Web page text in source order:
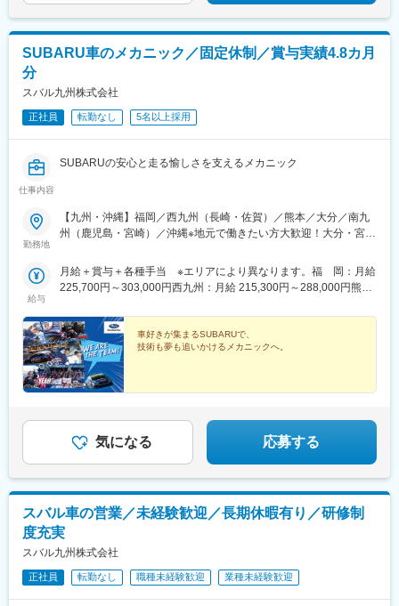
駅、天王寺駅前駅、西宮駅、六甲駅、山陽明石駅、片野駅、水道
町駅、水族館口駅、本所吾妻橋駅、小伝馬町駅、芝公園駅、巣鴨
多摩センター駅、立川南駅、反町駅、大阪阿部野橋駅、阪神国道
SUBARU車のメカニック／固定休制／賞与実績4.8カ月
分
スバル九州株式会社
正社員 転勤なし 5名以上採用
仕事内容
SUBARUの安心と走る愉しさを支えるメカニック
勤務地
【九州・沖縄】福岡／西九州（長崎・佐賀）／熊本／大分／南九
州（鹿児島・宮崎）／沖縄※地元で働きたい方大歓迎！大分・宮
方、優遇あり※ご自宅から通勤可能な店舗へ配属予定（ご相談の上
決定します！）※店舗間の異動はありますが、転居を伴う異動はご
【福岡】西港店・小倉東インター店・八幡店・飯塚店・福間店・
新宮店・千早店・博多駅東店・福重店・長丘店・春日店・筑紫野
店・櫛原店・上津店・大牟田店【西九州】長崎時津店・佐世保日
宇店・諫早店・佐賀店・武雄店・唐津店【熊本】南高江店・清水
店・熊本東店・菊陽店・八代店・天草店・玉名店【大分】大分
店・大分東店・別府店・中津店・日田店【南九州】下荒田店・東
都城店【沖縄】浦添店・豊崎店◎受動喫煙対策：各店舗内禁煙◎
車通勤OK（駐車場完備）
給与
月給＋賞与＋各種手当 ※エリアにより異なります。福 岡：月給
225,700円～303,000円西九州：月給 215,300円～288,000円熊
288,000円南九州：月給 215,300円～288,000円沖 縄：月給
189,300円～262,100円※スキル・経験・能力を考慮して決定しま
す。☆残業が発生した場合は発生時間分に対し全額支給いたしま
す。☆入社後の初回賞与は金一封支給いたします（入社時期によ
る）
車好きが集まるSUBARUで、
技術も夢も追いかけるメカニックへ。
気になる 応募する
スバル車の営業／未経験歓迎／長期休暇有り／研修制
度充実
スバル九州株式会社
正社員 転勤なし 職種未経験歓迎 業種未経験歓迎